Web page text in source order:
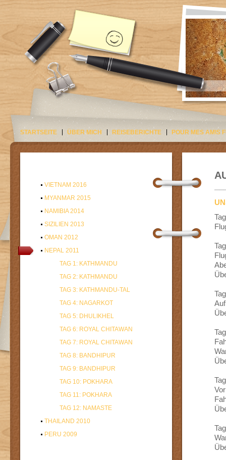
STARTSEITE ÜBER MICH REISEBERICHTE POUR MES AMIS
VIETNAM 2016
MYANMAR 2015
NAMIBIA 2014
SIZILIEN 2013
OMAN 2012
NEPAL 2011
TAG 1: KATHMANDU
TAG 2: KATHMANDU
TAG 3: KATHMANDU-TAL
TAG 4: NAGARKOT
TAG 5: DHULIKHEL
TAG 6: ROYAL CHITAWAN
TAG 7: ROYAL CHITAWAN
TAG 8: BANDHIPUR
TAG 9: BANDHIPUR
TAG 10: POKHARA
TAG 11: POKHARA
TAG 12: NAMASTE
THAILAND 2010
PERU 2009